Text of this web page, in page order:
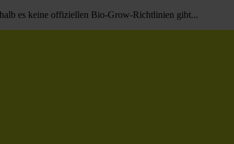
es keine offiziellen Bio-Grow-Richtlinien gibt...